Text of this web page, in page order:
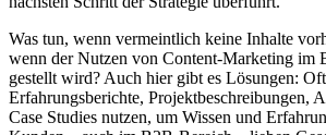
Was tun, wenn vermeintlich keine Inhalte
wenn der Nutzen von Content-Marketing im
gestellt wird? Auch hier gibt es Lösungen:
Erfahrungsberichte, Projektbeschreibungen,
Case Studies nutzen, um Wissen und